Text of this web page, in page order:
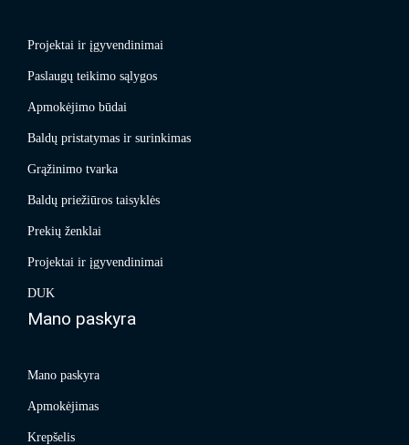
Projektai ir įgyvendinimai
Paslaugų teikimo sąlygos
Apmokėjimo būdai
Baldų pristatymas ir surinkimas
Grąžinimo tvarka
Baldų priežiūros taisyklės
Prekių ženklai
Projektai ir įgyvendinimai
DUK
Mano paskyra
Mano paskyra
Apmokėjimas
Krepšelis